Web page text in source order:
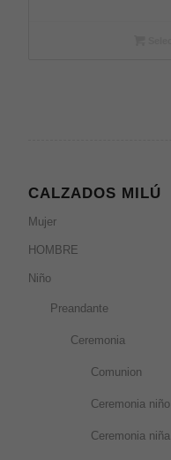
CALZADOS MILÚ
Mujer
HOMBRE
Niño
Preandante
Ceremonia
Comunion
Ceremonia niño
Ceremonia niña